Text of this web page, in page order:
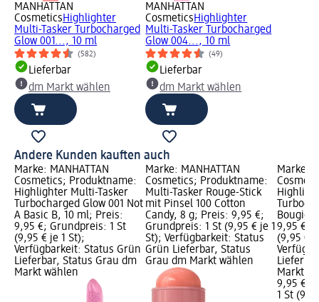
MANHATTAN
CosmeticsHighlighter
Multi-Tasker Turbocharged
Glow 001..., 10 ml
(582)
Lieferbar
dm Markt wählen
MANHATTAN
CosmeticsHighlighter
Multi-Tasker Turbocharged
Glow 004..., 10 ml
(49)
Lieferbar
dm Markt wählen
Andere Kunden kauften auch
Marke: MANHATTAN
Cosmetics; Produktname:
Highlighter Multi-Tasker
Turbocharged Glow 001 Not
A Basic B, 10 ml; Preis:
9,95 €; Grundpreis: 1 St
(9,95 € je 1 St);
Verfügbarkeit: Status Grün
Lieferbar, Status Grau dm
Markt wählen
Marke: MANHATTAN
Cosmetics; Produktname:
Multi-Tasker Rouge-Stick
mit Pinsel 100 Cotton
Candy, 8 g; Preis: 9,95 €;
Grundpreis: 1 St (9,95 € je 1
St); Verfügbarkeit: Status
Grün Lieferbar, Status
Grau dm Markt wählen
Marke:
Bougie
9,95 €;
(9,95 €
Markt
9,95 €
1 St